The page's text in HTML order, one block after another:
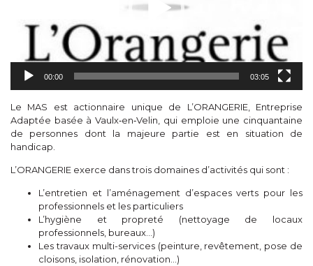
00:00 03:05
Le MAS est actionnaire unique de L’ORANGERIE, Entreprise
Adaptée basée à Vaulx‑en‑Velin, qui emploie une cinquantaine
de personnes dont la majeure partie est en situation de
handicap.
L’ORANGERIE exerce dans trois domaines d’activités qui sont :
L’entretien et l’aménagement d’espaces verts pour les
professionnels et les particuliers
L’hygiène et propreté (nettoyage de locaux
professionnels, bureaux…)
Les travaux multi-services (peinture, revêtement, pose de
cloisons, isolation, rénovation…)